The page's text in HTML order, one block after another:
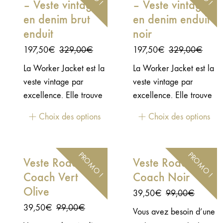
– Veste vintage
en denim brut
enduit
329,00€
Le
prix
était :
197,50€
Le
prix
La Worker Jacket est la
veste vintage par
excellence. Elle trouve
classiques denims des
aussi la part belle aux
détails indispensables :
style, protection et
confort pour rouler en
harmonie et en toutes
Choix des options
– Veste vintage
en denim enduit
noir
329,00€
Le
prix
était :
197,50€
Le
prix
La Worker Jacket est la
veste vintage par
excellence. Elle trouve
classiques denims des
aussi la part belle aux
détails indispensables :
style, protection et
confort pour rouler en
circonstances.Cette
Choix des options
PROMO !
Veste Roadie
Coach Vert
Olive
99,00€
Le
prix
39,50€
Le
prix
PROMO !
Veste Roadie
Coach Noir
99,00€
Le
prix
39,50€
Le
prix
Vous avez besoin d’une